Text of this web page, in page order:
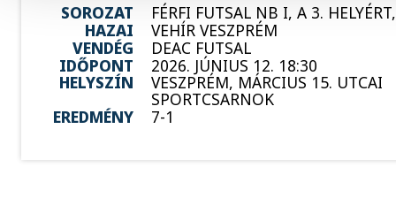
SOROZAT
FÉRFI FUTSAL NB I, A 3.
HAZAI
VEHÍR VESZPRÉM
VENDÉG
DEAC FUTSAL
IDŐPONT
2026. JÚNIUS 12. 18:30
HELYSZÍN
VESZPRÉM, MÁRCIUS 15. UTCAI
SPORTCSARNOK
EREDMÉNY
7-1